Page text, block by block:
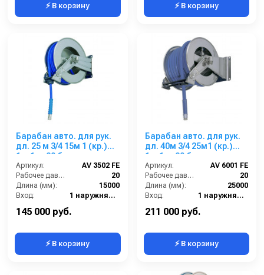
⚡ В корзину ⚡ В корзину
Барабан авто. для рук.
дл. 25 м 3/4 15м 1 (кр.)
1ш.1ш. 20 бар
Артикул:
AV 3502 FE
Рабочее давление (бар):
20
Длина (мм):
15000
Вход:
1 наружняя резьба
145 000 руб.
⚡ В корзину
Барабан авто. для рук.
дл. 40м 3/4 25м1 (кр.)
1ш.1ш. 20 бар
Артикул:
AV 6001 FE
Рабочее давление (бар):
20
Длина (мм):
25000
Вход:
1 наружняя резьба
211 000 руб.
⚡ В корзину